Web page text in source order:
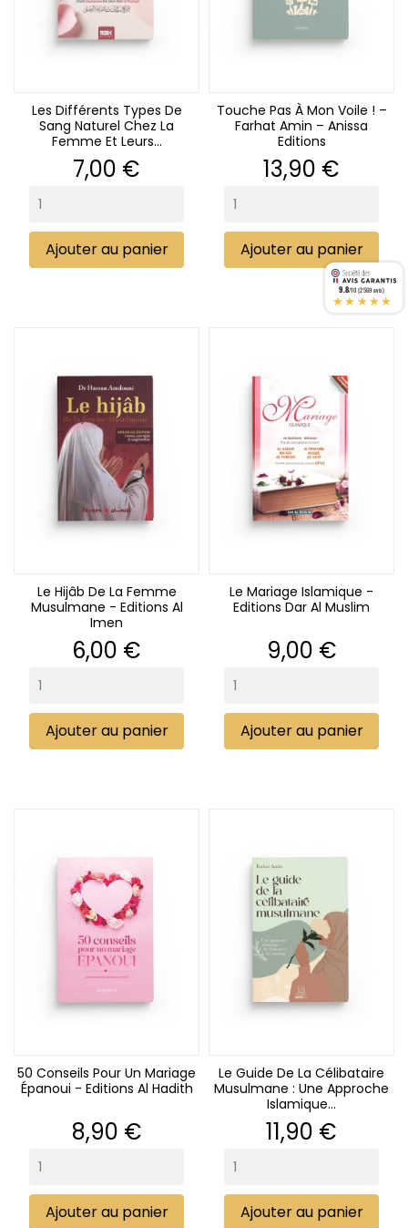
Les Différents Types De
Sang Naturel Chez La
Femme Et Leurs...
Prix
7,00 €
Ajouter au panier
Touche Pas À Mon Voile ! –
Farhat Amin – Anissa
Editions
Prix
13,90 €
Ajouter au panier
Le Hijâb De La Femme
Musulmane - Editions Al
Imen
Prix
6,00 €
Ajouter au panier
Le Mariage Islamique -
Editions Dar Al Muslim
Prix
9,00 €
Ajouter au panier
50 Conseils Pour Un Mariage
Épanoui - Editions Al Hadith
Prix
8,90 €
Ajouter au panier
Le Guide De La Célibataire
Musulmane : Une Approche
Islamique...
Prix
11,90 €
Ajouter au panier
9.8/10 (2569 avis)
★★★★★